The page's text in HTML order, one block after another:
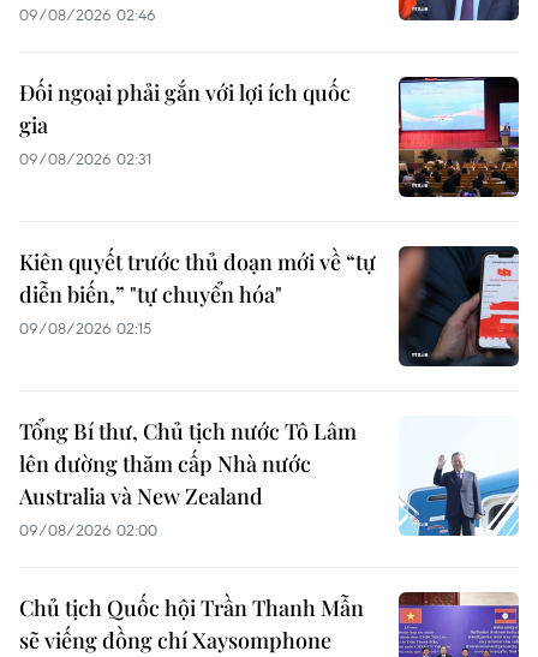
09/08/2026 02:46
Đối ngoại phải gắn với lợi ích quốc
gia
09/08/2026 02:31
Kiên quyết trước thủ đoạn mới về “tự
diễn biến,” "tự chuyển hóa"
09/08/2026 02:15
Tổng Bí thư, Chủ tịch nước Tô Lâm
lên đường thăm cấp Nhà nước
Australia và New Zealand
09/08/2026 02:00
Chủ tịch Quốc hội Trần Thanh Mẫn
sẽ viếng đồng chí Xaysomphone